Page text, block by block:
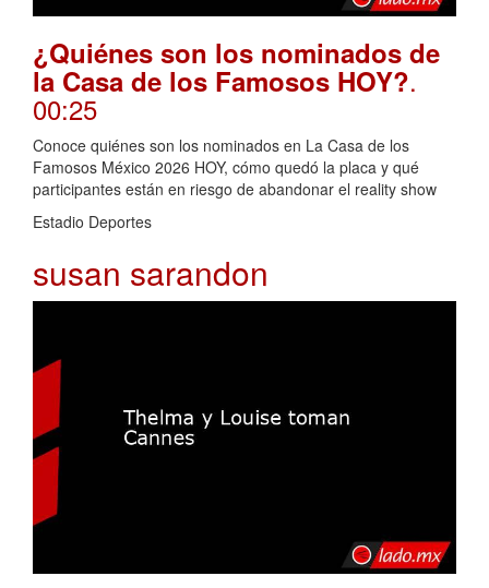
¿Quiénes son los nominados de
la Casa de los Famosos HOY?.
00:25
Conoce quiénes son los nominados en La Casa de los
Famosos México 2026 HOY, cómo quedó la placa y qué
participantes están en riesgo de abandonar el reality show
Estadio Deportes
susan sarandon